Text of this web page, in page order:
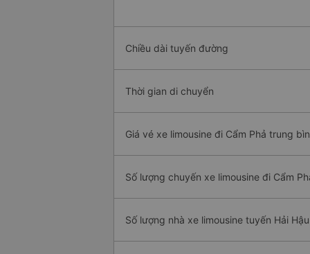
Chiều dài tuyến đường
Thời gian di chuyển
Giá vé xe limousine đi Cẩm Phả trung
Số lượng chuyến xe limousine đi Cẩm
Số lượng nhà xe limousine tuyến Hải